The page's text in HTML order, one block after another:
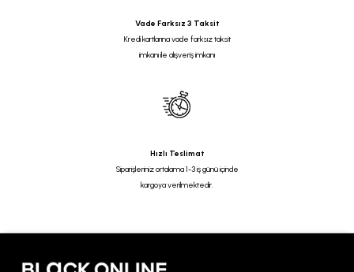
Vade Farksız 3 Taksit
Kredi kartlarına vade farksız taksit
imkanı ile alışveriş imkanı
Hızlı Teslimat
Siparişleriniz ortalama 1-3 iş günü içinde
kargoya verilmektedir.